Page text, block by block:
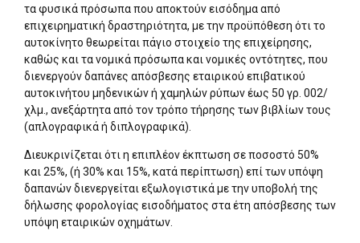
τα φυσικά πρόσωπα που αποκτούν εισόδημα από
επιχειρηματική δραστηριότητα, με την προϋπόθεση ότι το
αυτοκίνητο θεωρείται πάγιο στοιχείο της επιχείρησης,
καθώς και τα νομικά πρόσωπα και νομικές οντότητες, που
διενεργούν δαπάνες απόσβεσης εταιρικού επιβατικού
αυτοκινήτου μηδενικών ή χαμηλών ρύπων έως 50 γρ. 002/
χλμ., ανεξάρτητα από τον τρόπο τήρησης των βιβλίων τους
(απλογραφικά ή διπλογραφικά).
Διευκρινίζεται ότι η επιπλέον έκπτωση σε ποσοστό 50%
και 25%, (ή 30% και 15%, κατά περίπτωση) επί των υπόψη
δαπανών διενεργείται εξωλογιστικά με την υποβολή της
δήλωσης φορολογίας εισοδήματος στα έτη απόσβεσης των
υπόψη εταιρικών οχημάτων.